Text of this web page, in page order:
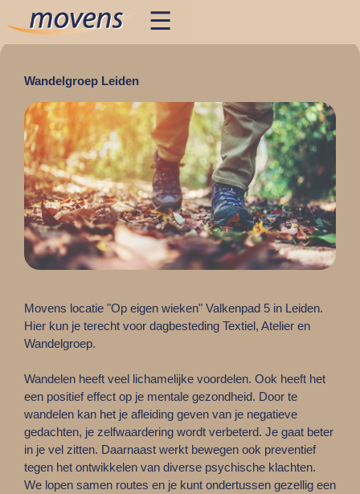
Wandelgroep Leiden
Movens locatie "Op eigen wieken" Valkenpad 5 in Leiden.
Hier kun je terecht voor dagbesteding Textiel, Atelier en
Wandelgroep.
Wandelen heeft veel lichamelijke voordelen. Ook heeft het
een positief effect op je mentale gezondheid. Door te
wandelen kan het je afleiding geven van je negatieve
gedachten, je zelfwaardering wordt verbeterd. Je gaat beter
in je vel zitten. Daarnaast werkt bewegen ook preventief
tegen het ontwikkelen van diverse psychische klachten.
We lopen samen routes en je kunt ondertussen gezellig een